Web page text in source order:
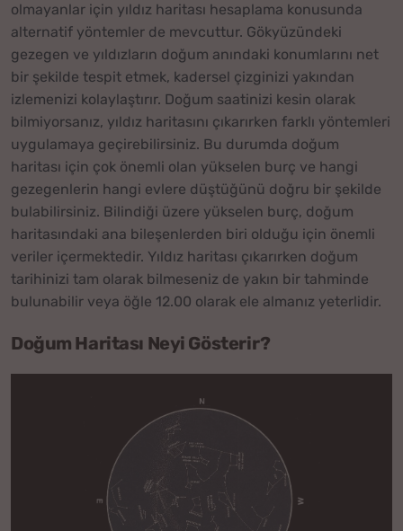
olmayanlar için yıldız haritası hesaplama konusunda
alternatif yöntemler de mevcuttur. Gökyüzündeki
gezegen ve yıldızların doğum anındaki konumlarını net
bir şekilde tespit etmek, kadersel çizginizi yakından
izlemenizi kolaylaştırır. Doğum saatinizi kesin olarak
bilmiyorsanız, yıldız haritasını çıkarırken farklı yöntemleri
uygulamaya geçirebilirsiniz. Bu durumda doğum
haritası için çok önemli olan yükselen burç ve hangi
gezegenlerin hangi evlere düştüğünü doğru bir şekilde
bulabilirsiniz. Bilindiği üzere yükselen burç, doğum
haritasındaki ana bileşenlerden biri olduğu için önemli
veriler içermektedir. Yıldız haritası çıkarırken doğum
tarihinizi tam olarak bilmeseniz de yakın bir tahminde
bulunabilir veya öğle 12.00 olarak ele almanız yeterlidir.
Doğum Haritası Neyi Gösterir?